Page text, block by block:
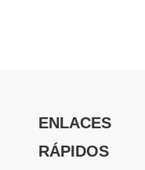
ENLACES
RÁPIDOS